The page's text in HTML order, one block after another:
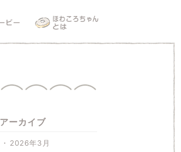
アーカイブ
2026年3月